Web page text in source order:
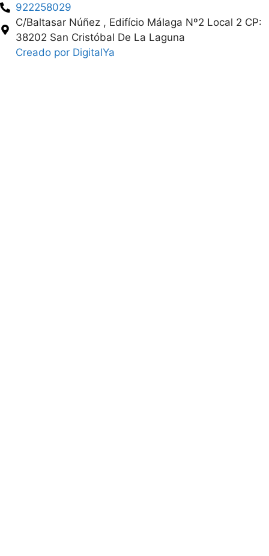
922258029
C/Baltasar Núñez , Edifício Málaga Nº2 Local 2 CP:
38202 San Cristóbal De La Laguna
Creado por DigitalYa